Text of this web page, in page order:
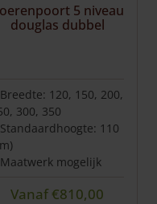
5 niveau
douglas dubbel
Breedte: 120, 150, 200,
300, 350
Standaardhoogte: 110
Maatwerk mogelijk
Vanaf€810,00